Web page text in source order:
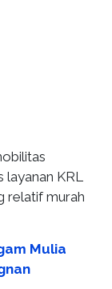
layanan KRL
relatif murah
Mulia